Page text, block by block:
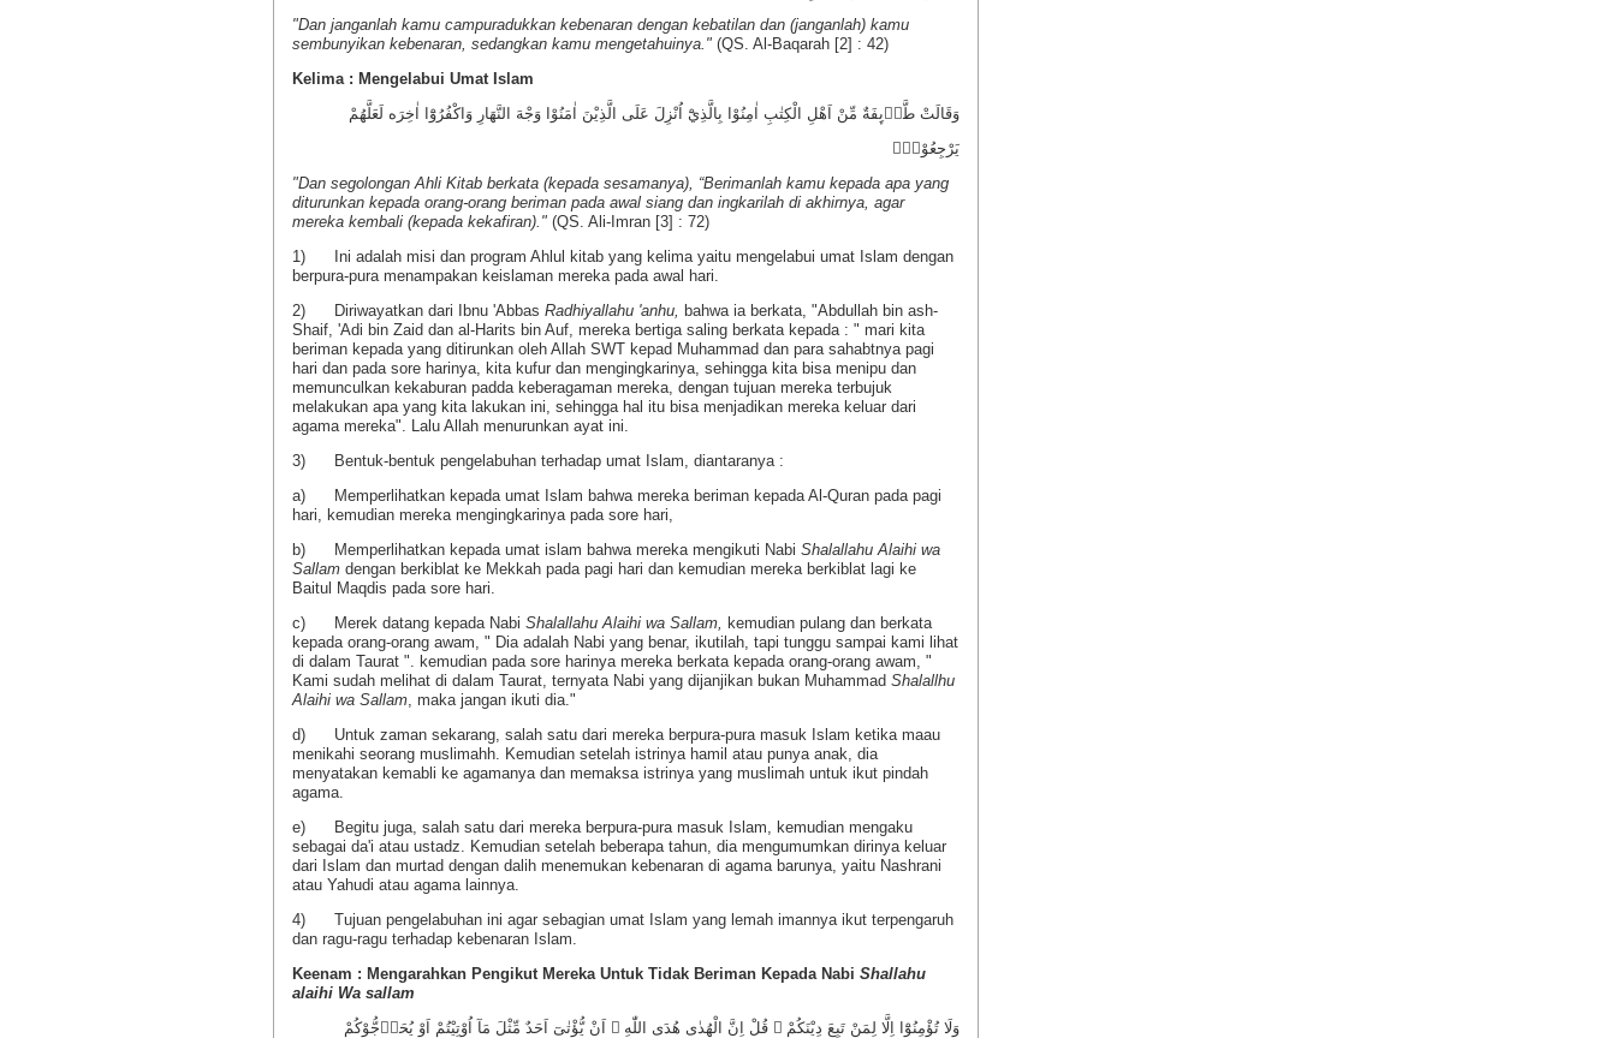
"Dan janganlah kamu campuradukkan kebenaran dengan kebatilan dan (janganlah) kamu
sembunyikan kebenaran, sedangkan kamu mengetahuinya." (QS. Al-Baqarah [2] : 42)
Kelima : Mengelabui Umat Islam
وَقَالَتْ طَّاۤىِٕفَةٌ مِّنْ اَهْلِ الْكِتٰبِ اٰمِنُوْا بِالَّذِيْٓ اُنْزِلَ عَلَى الَّذِيْنَ اٰمَنُوْا وَجْهَ النَّهَارِ وَاكْفُرُوْٓا اٰخِرَه لَعَلَّهُمْ
يَرْجِعُوْنَۚ
"Dan segolongan Ahli Kitab berkata (kepada sesamanya), “Berimanlah kamu kepada apa yang
diturunkan kepada orang-orang beriman pada awal siang dan ingkarilah di akhirnya, agar
mereka kembali (kepada kekafiran)." (QS. Ali-Imran [3] : 72)
1) Ini adalah misi dan program Ahlul kitab yang kelima yaitu mengelabui umat Islam dengan
berpura-pura menampakan keislaman mereka pada awal hari.
2) Diriwayatkan dari Ibnu 'Abbas Radhiyallahu 'anhu, bahwa ia berkata, "Abdullah bin ash-
Shaif, 'Adi bin Zaid dan al-Harits bin Auf, mereka bertiga saling berkata kepada : " mari kita
beriman kepada yang ditirunkan oleh Allah SWT kepad Muhammad dan para sahabtnya pagi
hari dan pada sore harinya, kita kufur dan mengingkarinya, sehingga kita bisa menipu dan
memunculkan kekaburan padda keberagaman mereka, dengan tujuan mereka terbujuk
melakukan apa yang kita lakukan ini, sehingga hal itu bisa menjadikan mereka keluar dari
agama mereka". Lalu Allah menurunkan ayat ini.
3) Bentuk-bentuk pengelabuhan terhadap umat Islam, diantaranya :
a) Memperlihatkan kepada umat Islam bahwa mereka beriman kepada Al-Quran pada pagi
hari, kemudian mereka mengingkarinya pada sore hari,
b) Memperlihatkan kepada umat islam bahwa mereka mengikuti Nabi Shalallahu Alaihi wa
Sallam dengan berkiblat ke Mekkah pada pagi hari dan kemudian mereka berkiblat lagi ke
Baitul Maqdis pada sore hari.
c) Merek datang kepada Nabi Shalallahu Alaihi wa Sallam, kemudian pulang dan berkata
kepada orang-orang awam, " Dia adalah Nabi yang benar, ikutilah, tapi tunggu sampai kami lihat
di dalam Taurat ". kemudian pada sore harinya mereka berkata kepada orang-orang awam, "
Kami sudah melihat di dalam Taurat, ternyata Nabi yang dijanjikan bukan Muhammad Shalallhu
Alaihi wa Sallam , maka jangan ikuti dia."
d) Untuk zaman sekarang, salah satu dari mereka berpura-pura masuk Islam ketika maau
menikahi seorang muslimahh. Kemudian setelah istrinya hamil atau punya anak, dia
menyatakan kemabli ke agamanya dan memaksa istrinya yang muslimah untuk ikut pindah
agama.
e) Begitu juga, salah satu dari mereka berpura-pura masuk Islam, kemudian mengaku
sebagai da'i atau ustadz. Kemudian setelah beberapa tahun, dia mengumumkan dirinya keluar
dari Islam dan murtad dengan dalih menemukan kebenaran di agama barunya, yaitu Nashrani
atau Yahudi atau agama lainnya.
4) Tujuan pengelabuhan ini agar sebagian umat Islam yang lemah imannya ikut terpengaruh
dan ragu-ragu terhadap kebenaran Islam.
Keenam : Mengarahkan Pengikut Mereka Untuk Tidak Beriman Kepada Nabi Shallahu
alaihi Wa sallam
وَلَا تُؤْمِنُوْٓا اِلَّا لِمَنْ تَبِعَ دِيْنَكُمْ ۗ قُلْ اِنَّ الْهُدٰى هُدَى اللّٰهِ ۙ اَنْ يُّؤْتٰىٓ اَحَدٌ مِّثْلَ مَآ اُوْتِيْتُمْ اَوْ يُحَاۤجُّوْكُمْ